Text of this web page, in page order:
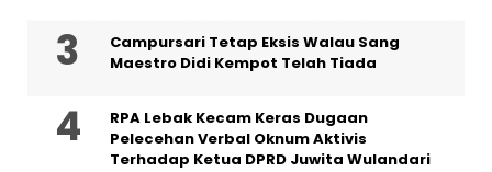
Campursari Tetap Eksis Walau Sang
Maestro Didi Kempot Telah Tiada
RPA Lebak Kecam Keras Dugaan
Pelecehan Verbal Oknum Aktivis
Terhadap Ketua DPRD Juwita Wulandari